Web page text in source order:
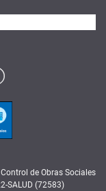
de Obras Sociales
SALUD (72583)